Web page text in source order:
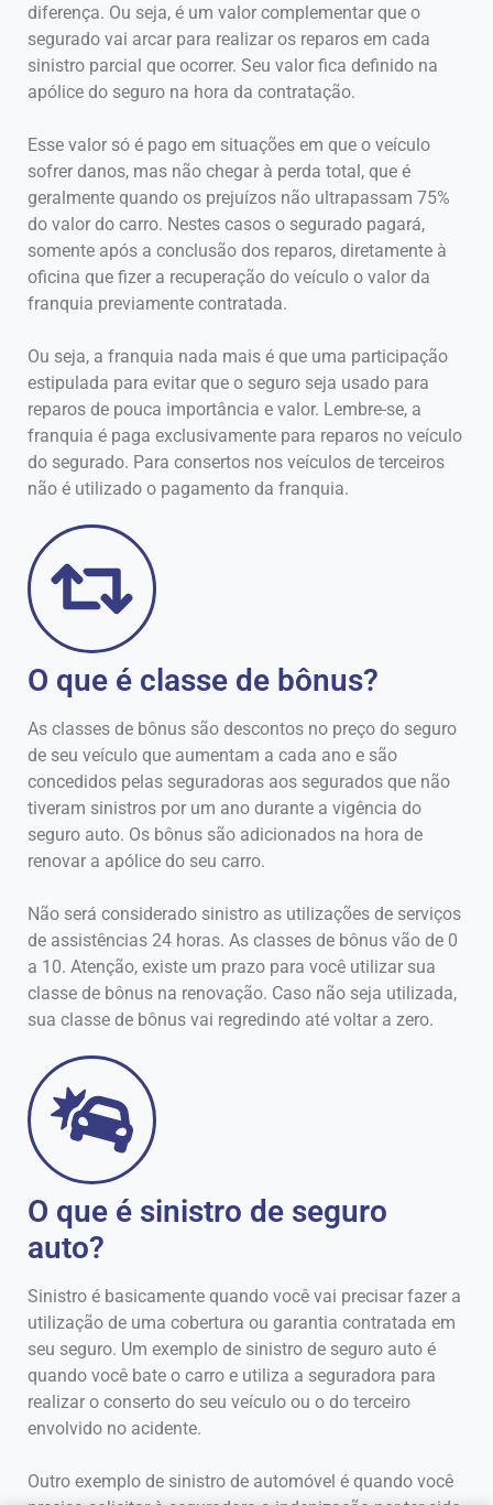
diferença. Ou seja, é um valor complementar que o
segurado vai arcar para realizar os reparos em cada
sinistro parcial que ocorrer. Seu valor fica definido na
apólice do seguro na hora da contratação.
Esse valor só é pago em situações em que o veículo
sofrer danos, mas não chegar à perda total, que é
geralmente quando os prejuízos não ultrapassam 75%
do valor do carro. Nestes casos o segurado pagará,
somente após a conclusão dos reparos, diretamente à
oficina que fizer a recuperação do veículo o valor da
franquia previamente contratada.
Ou seja, a franquia nada mais é que uma participação
estipulada para evitar que o seguro seja usado para
reparos de pouca importância e valor. Lembre-se, a
franquia é paga exclusivamente para reparos no veículo
do segurado. Para consertos nos veículos de terceiros
não é utilizado o pagamento da franquia.
O que é classe de bônus?
As classes de bônus são descontos no preço do seguro
de seu veículo que aumentam a cada ano e são
concedidos pelas seguradoras aos segurados que não
tiveram sinistros por um ano durante a vigência do
seguro auto. Os bônus são adicionados na hora de
renovar a apólice do seu carro.
Não será considerado sinistro as utilizações de serviços
de assistências 24 horas. As classes de bônus vão de 0
a 10. Atenção, existe um prazo para você utilizar sua
classe de bônus na renovação. Caso não seja utilizada,
sua classe de bônus vai regredindo até voltar a zero.
O que é sinistro de seguro
auto?
Sinistro é basicamente quando você vai precisar fazer a
utilização de uma cobertura ou garantia contratada em
seu seguro. Um exemplo de sinistro de seguro auto é
quando você bate o carro e utiliza a seguradora para
realizar o conserto do seu veículo ou o do terceiro
envolvido no acidente.
Outro exemplo de sinistro de automóvel é quando você